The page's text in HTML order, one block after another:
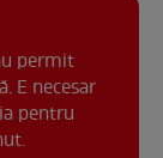
permit
E necesar
pentru